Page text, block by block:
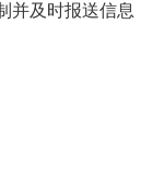
并及时报送信息